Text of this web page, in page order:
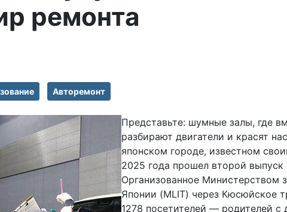
ремонта
Авторемонт
Представьте: шумные залы, где
разбирают двигатели и красят
японском городе, известном
2025 года прошел второй выпуск
Организованное Министерством
Японии (MLIT) через Кюсюйское
1278 посетителей — родителей